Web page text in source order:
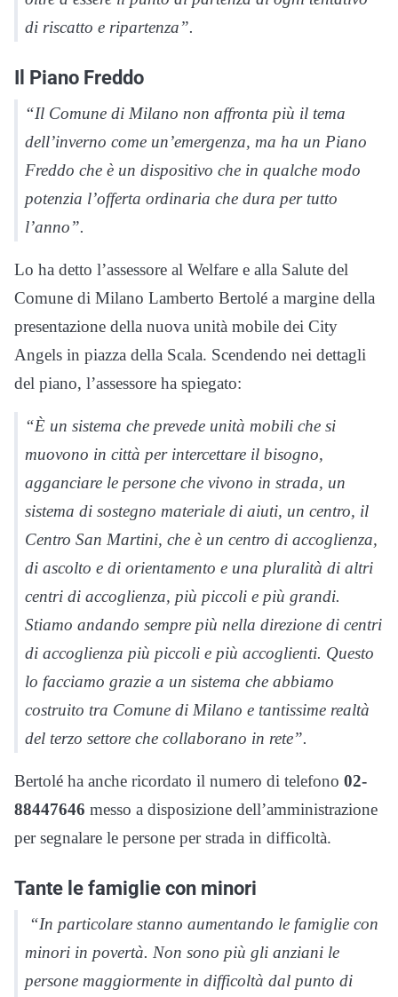
di riscatto e ripartenza”.
Il Piano Freddo
“Il Comune di Milano non affronta più il tema
dell’inverno come un’emergenza, ma ha un Piano
Freddo che è un dispositivo che in qualche modo
potenzia l’offerta ordinaria che dura per tutto
l’anno”.
Lo ha detto l’assessore al Welfare e alla Salute del
Comune di Milano Lamberto Bertolé a margine della
presentazione della nuova unità mobile dei City
Angels in piazza della Scala. Scendendo nei dettagli
del piano, l’assessore ha spiegato:
“È un sistema che prevede unità mobili che si
muovono in città per intercettare il bisogno,
agganciare le persone che vivono in strada, un
sistema di sostegno materiale di aiuti, un centro, il
Centro San Martini, che è un centro di accoglienza,
di ascolto e di orientamento e una pluralità di altri
centri di accoglienza, più piccoli e più grandi.
Stiamo andando sempre più nella direzione di centri
di accoglienza più piccoli e più accoglienti. Questo
lo facciamo grazie a un sistema che abbiamo
costruito tra Comune di Milano e tantissime realtà
del terzo settore che collaborano in rete”.
Bertolé ha anche ricordato il numero di telefono 02-
88447646 messo a disposizione dell’amministrazione
per segnalare le persone per strada in difficoltà.
Tante le famiglie con minori
“In particolare stanno aumentando le famiglie con
minori in povertà. Non sono più gli anziani le
persone maggiormente in difficoltà dal punto di